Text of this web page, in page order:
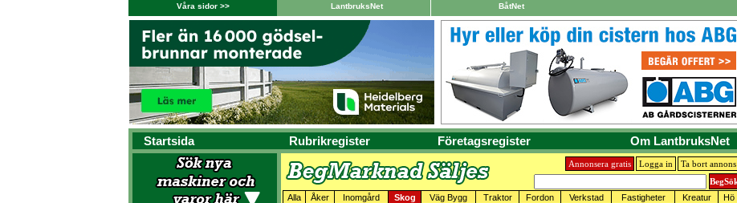
Våra sidor >> LantbruksNet BåtNet
Startsida Rubrikregister Företagsregister Om LantbruksNet
Annonsera gratis Logga in Ta bort annons
Alla Åker Inomgård Skog Väg Bygg Traktor Fordon Verkstad Fastigheter Kreatur Hö